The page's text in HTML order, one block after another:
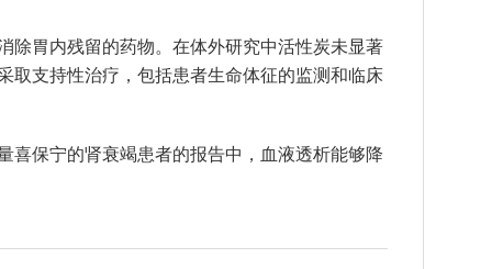
除胃内残留的药物。在体外研究中活性炭未显著
取支持性治疗，包括患者生命体征的监测和临床
喜保宁的肾衰竭患者的报告中，血液透析能够降